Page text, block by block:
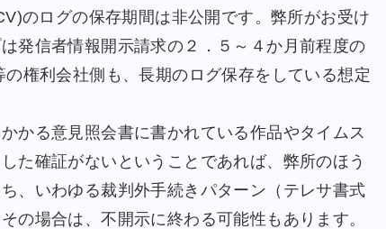
のログの保存期間は非公開です。弊所がお受け
発信者情報開示請求の２．５～４か月前程度の
権利会社側も、長期のログ保存をしている想定
かる意見照会書に書かれている作品やタイムス
た確証がないということであれば、弊所のほう
、いわゆる裁判外手続きパターン（テレサ書式
の場合は、不開示に終わる可能性もあります。